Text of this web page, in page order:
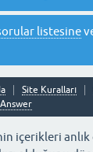
listesine
Site Kuralları
içerikleri